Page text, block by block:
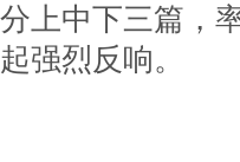
分上中下三篇，
起强烈反响。